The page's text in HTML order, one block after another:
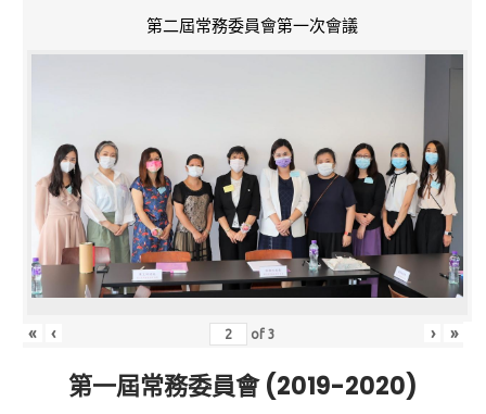
第二屆常務委員會第一次會議
« ‹ of3 › »
第一屆常務委員會 (2019-2020)